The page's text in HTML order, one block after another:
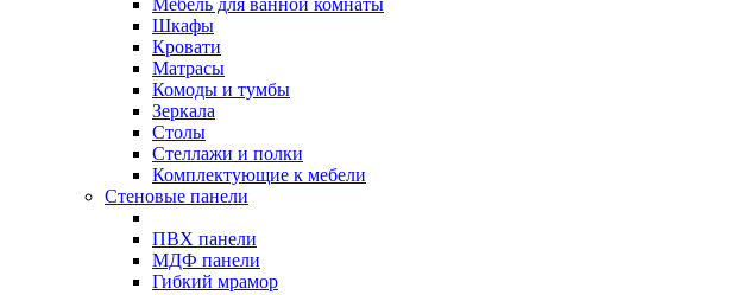
Мебель для ванной комнаты
Шкафы
Кровати
Матрасы
Комоды и тумбы
Зеркала
Столы
Стеллажи и полки
Комплектующие к мебели
Стеновые панели
ПВХ панели
МДФ панели
Гибкий мрамор